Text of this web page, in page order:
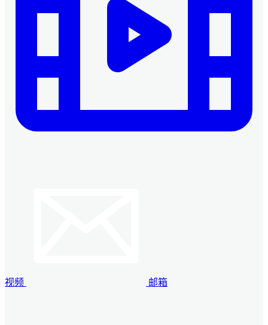
视频 邮箱